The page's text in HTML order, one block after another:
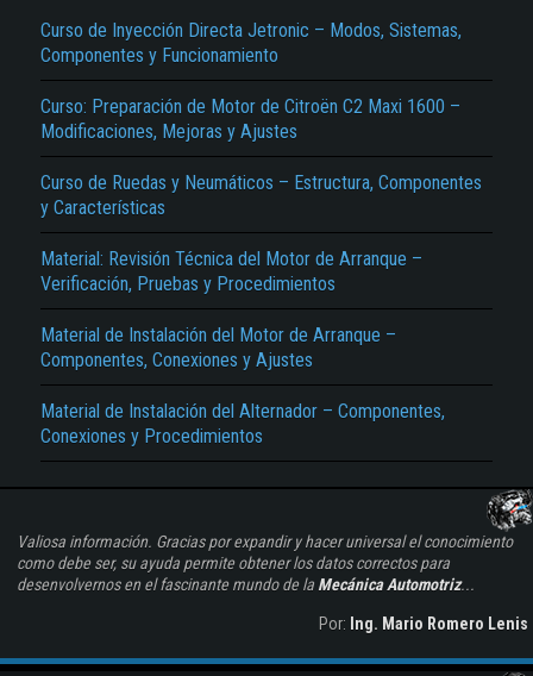
Curso de Inyección Directa Jetronic – Modos, Sistemas,
Componentes y Funcionamiento
Curso: Preparación de Motor de Citroën C2 Maxi 1600 –
Modificaciones, Mejoras y Ajustes
Curso de Ruedas y Neumáticos – Estructura, Componentes
y Características
Material: Revisión Técnica del Motor de Arranque –
Verificación, Pruebas y Procedimientos
Material de Instalación del Motor de Arranque –
Componentes, Conexiones y Ajustes
Material de Instalación del Alternador – Componentes,
Conexiones y Procedimientos
Valiosa información. Gracias por expandir y hacer universal el conocimiento
como debe ser, su ayuda permite obtener los datos correctos para
desenvolvernos en el fascinante mundo de la Mecánica Automotriz...
Por: Ing. Mario Romero Lenis